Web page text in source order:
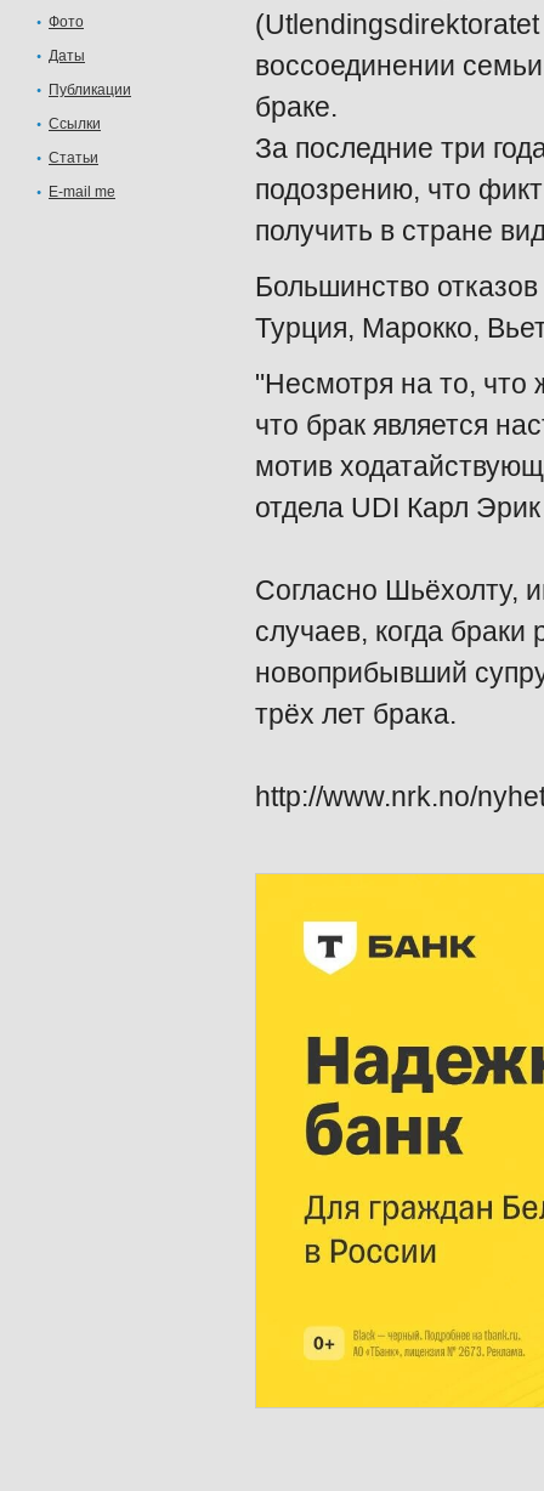
Фото
Даты
Публикации
Ссылки
Статьи
E-mail me
воссоединении
браке.
За последние три
подозрению, что
получить в стране
Большинство
Турция, Марокко,
"Несмотря на то, что
что брак является
мотив
отдела UDI Карл
Согласно Шьёхолту,
случаев, когда браки
новоприбывший
трёх лет брака.
http://www.nrk.no/